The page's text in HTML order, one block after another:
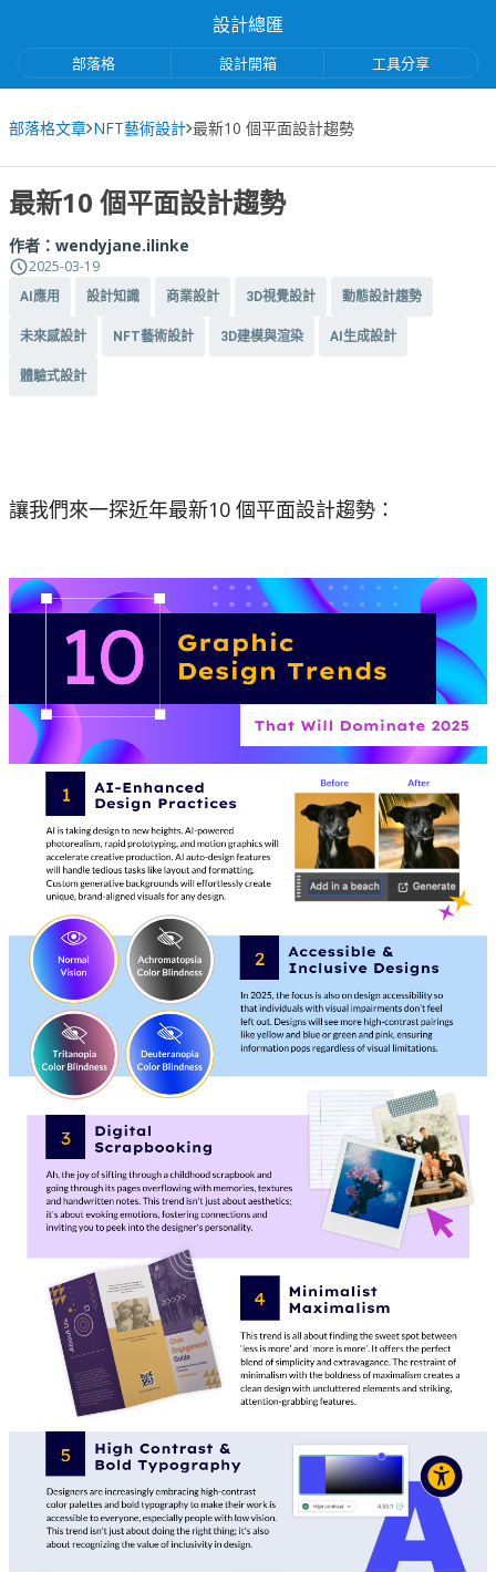
設計總匯
部落格 設計開箱 工具分享
部落格文章 NFT藝術設計 最新10 個平面設計趨勢
最新10 個平面設計趨勢
作者： wendyjane.ilinke
2025-03-19
AI應用 設計知識 商業設計 3D視覺設計 動態設計趨勢
未來感設計 NFT藝術設計 3D建模與渲染 AI生成設計
體驗式設計
讓我們來一探近年最新10 個平面設計趨勢：